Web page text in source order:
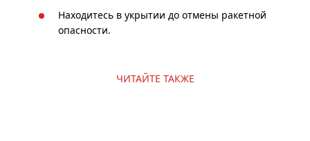
Находитесь в укрытии до отмены ракетной
опасности.
ЧИТАЙТЕ ТАКЖЕ